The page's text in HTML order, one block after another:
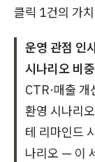
클릭 1건의 가
운영 관점 인
시나리오 비
CTR·매출
환영 시나리
테 리마인드
나리오 — 이